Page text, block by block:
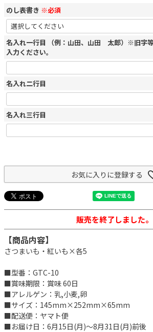
のし表書き ※必須
名入れ一行目 （例：山田、山田 太郎）※旧字
入力ください。
名入れ二行目
名入れ三行目
お気に入りに登録する
販売を終了しました。
【商品内容】
さつまいも・紅いも×各5
■型番：GTC-10
■賞味期限：賞味 60日
■アレルゲン：乳,小麦,卵
■サイズ：145mm×252mm×65mm
■配送便：ヤマト便
■お届け日：6月15日(月)～8月31日(月)前後